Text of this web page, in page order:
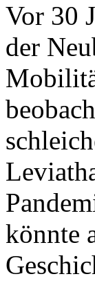
Vor 30
der
könnte